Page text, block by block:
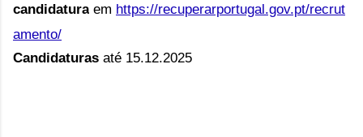
candidatura em https://recuperarportugal.gov.pt/recrut
amento/
Candidaturas até 15.12.2025